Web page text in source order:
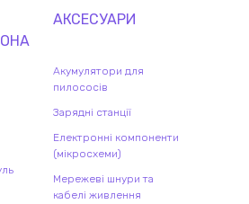
А
АКСЕСУАРИ
Акумулятори для
пилососів
Зарядні станції
Електронні компоненти
(мікросхеми)
Мережеві шнури та
кабелі живлення